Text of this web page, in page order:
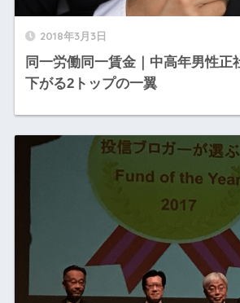
2018年3月3日
同一労働同一賃金｜中高年男性正
下がる2トップの一翼